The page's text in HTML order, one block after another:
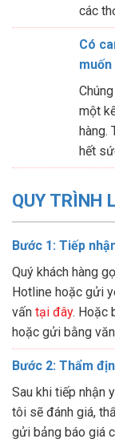
các
Có
một
hàng.
hết
QUY TRÌNH
Bước 1: Tiếp
Quý khách hàng
Hotline hoặc gửi
vấn tại đây. Hoặc
hoặc gửi bằng
Bước 2: Thẩm
Sau khi tiếp nhận
tôi sẽ đánh giá,
gửi bảng báo giá